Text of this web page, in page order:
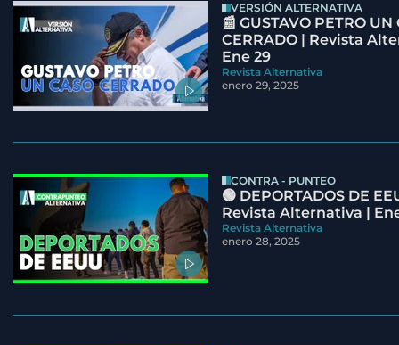
VERSIÓN ALTERNATIVA
📰 GUSTAVO PETRO UN
CERRADO | Revista
Ene 29
Revista Alternativa
enero 29, 2025
CONTRA - PUNTEO
🟢 DEPORTADOS DE
Revista Alternativa |
Revista Alternativa
enero 28, 2025